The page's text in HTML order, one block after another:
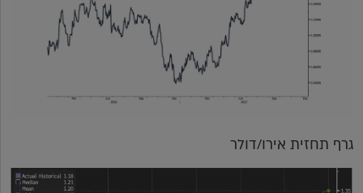
גרף תחזית אירו/דולר